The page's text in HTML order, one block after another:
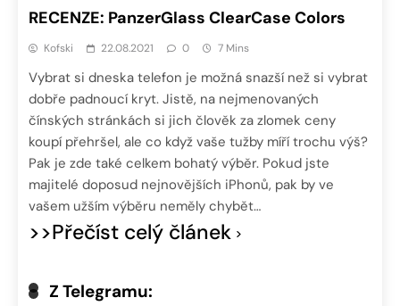
RECENZE: PanzerGlass ClearCase Colors
Kofski 22.08.2021 0 7 Mins
Vybrat si dneska telefon je možná snazší než si vybrat
dobře padnoucí kryt. Jistě, na nejmenovaných
čínských stránkách si jich člověk za zlomek ceny
koupí přehršel, ale co když vaše tužby míří trochu výš?
Pak je zde také celkem bohatý výběr. Pokud jste
majitelé doposud nejnovějších iPhonů, pak by ve
vašem užším výběru neměly chybět…
>>Přečíst celý článek
Z Telegramu: